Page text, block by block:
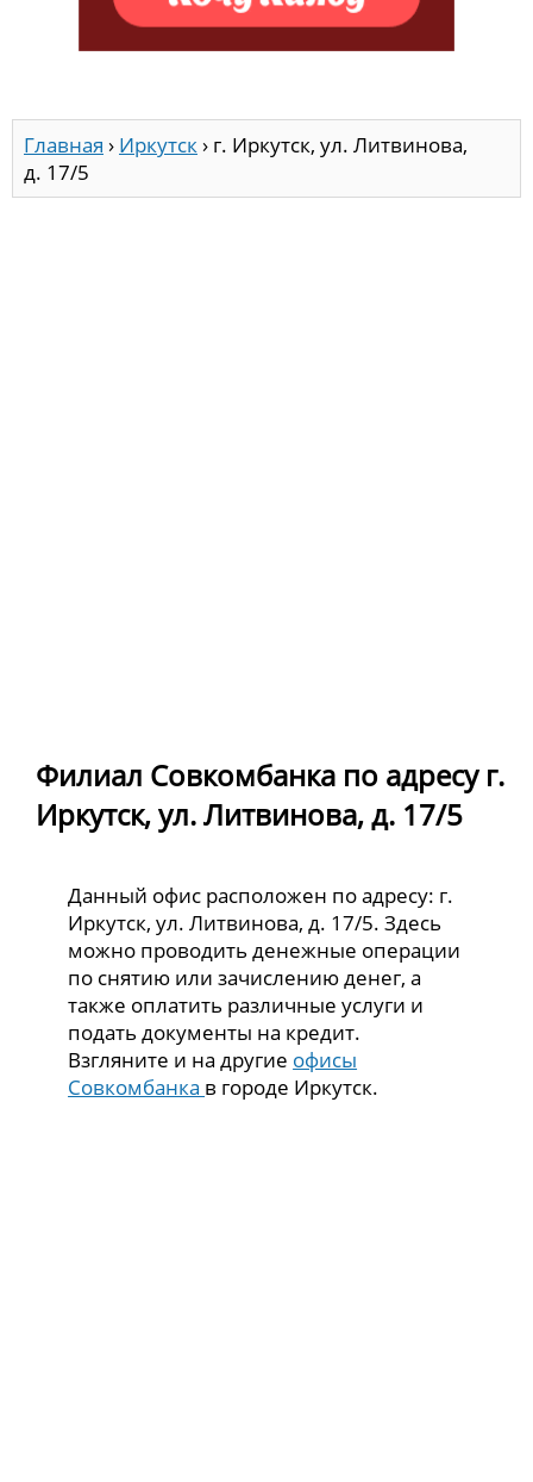
Главная › Иркутск› г. Иркутск, ул. Литвинова,
д. 17/5
Филиал Совкомбанка по адресу г.
Иркутск, ул. Литвинова, д. 17/5
Данный офис расположен по адресу: г.
Иркутск, ул. Литвинова, д. 17/5. Здесь
можно проводить денежные операции
по снятию или зачислению денег, а
также оплатить различные услуги и
подать документы на кредит.
Взгляните и на другие офисы
Совкомбанка в городе Иркутск.